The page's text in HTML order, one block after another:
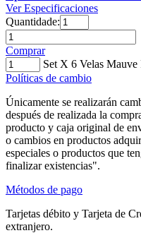
Ver Especificaciones
Quantidade:
Comprar
Set X 6 Velas
Políticas de cambio
Únicamente se realizarán
después de realizada la
producto y caja original de
o cambios en productos
especiales o productos que
finalizar existencias".
Métodos de pago
Tarjetas débito y Tarjeta de
extranjero.